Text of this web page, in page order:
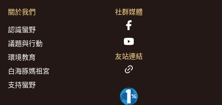
關於我們
認識蠻野
議題與行動
環境教育
白海豚媽祖宮
支持蠻野
社群媒體
友站連結